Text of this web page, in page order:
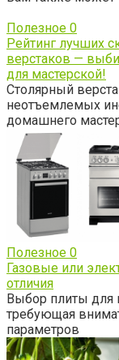
Полезное 0
Рейтинг лучших
верстаков —
для мастерской!
Столярный
неотъемлемых
домашнего
Полезное 0
Газовые или
отличия
Выбор плиты для
требующая
параметров